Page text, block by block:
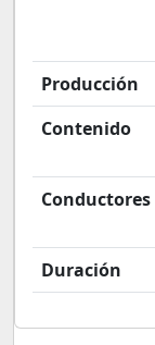
Producción
Contenido
Conductores
Duración